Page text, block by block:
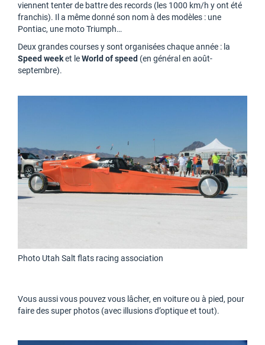
viennent tenter de battre des records (les 1000 km/h y ont été
franchis). Il a même donné son nom à des modèles : une
Pontiac, une moto Triumph…
Deux grandes courses y sont organisées chaque année : la
Speed weeket leWorld of speed (en général en août-
septembre).
Photo Utah Salt flats racing association
Vous aussi vous pouvez vous lâcher, en voiture ou à pied, pour
faire des super photos (avec illusions d’optique et tout).